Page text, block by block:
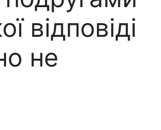
відповіді
не